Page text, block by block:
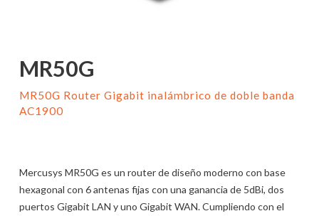
MR50G
MR50G Router Gigabit inalámbrico de doble banda
AC1900
Mercusys MR50G es un router de diseño moderno con base
hexagonal con 6 antenas fijas con una ganancia de 5dBi, dos
puertos Gigabit LAN y uno Gigabit WAN. Cumpliendo con el